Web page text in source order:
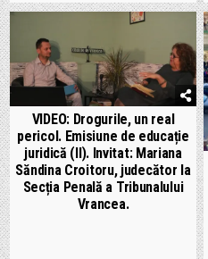
VIDEO: Drogurile, un real
pericol. Emisiune de educație
juridică (II). Invitat: Mariana
Săndina Croitoru, judecător la
Secția Penală a Tribunalului
Vrancea.